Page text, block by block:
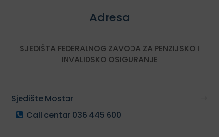
Adresa
SJEDIŠTA FEDERALNOG ZAVODA ZA PENZIJSKO I
INVALIDSKO OSIGURANJE
Sjedište Mostar
Call centar 036 445 600